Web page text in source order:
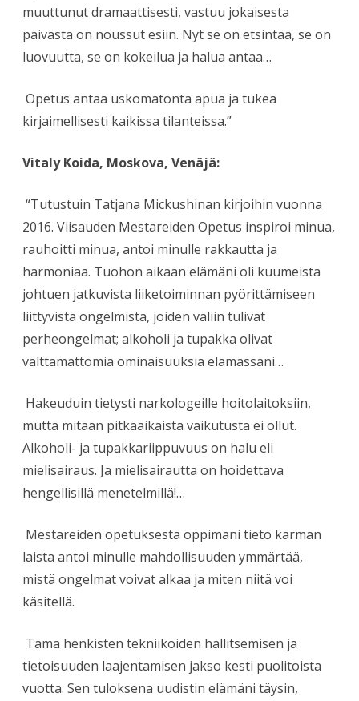
muuttunut dramaattisesti, vastuu jokaisesta
päivästä on noussut esiin. Nyt se on etsintää, se on
luovuutta, se on kokeilua ja halua antaa…
Opetus antaa uskomatonta apua ja tukea
kirjaimellisesti kaikissa tilanteissa.”
Vitaly Koida, Moskova, Venäjä:
“Tutustuin Tatjana Mickushinan kirjoihin vuonna
2016. Viisauden Mestareiden Opetus inspiroi minua,
rauhoitti minua, antoi minulle rakkautta ja
harmoniaa. Tuohon aikaan elämäni oli kuumeista
johtuen jatkuvista liiketoiminnan pyörittämiseen
liittyvistä ongelmista, joiden väliin tulivat
perheongelmat; alkoholi ja tupakka olivat
välttämättömiä ominaisuuksia elämässäni…
Hakeuduin tietysti narkologeille hoitolaitoksiin,
mutta mitään pitkäaikaista vaikutusta ei ollut.
Alkoholi- ja tupakkariippuvuus on halu eli
mielisairaus. Ja mielisairautta on hoidettava
hengellisillä menetelmillä!…
Mestareiden opetuksesta oppimani tieto karman
laista antoi minulle mahdollisuuden ymmärtää,
mistä ongelmat voivat alkaa ja miten niitä voi
käsitellä.
Tämä henkisten tekniikoiden hallitsemisen ja
tietoisuuden laajentamisen jakso kesti puolitoista
vuotta. Sen tuloksena uudistin elämäni täysin,